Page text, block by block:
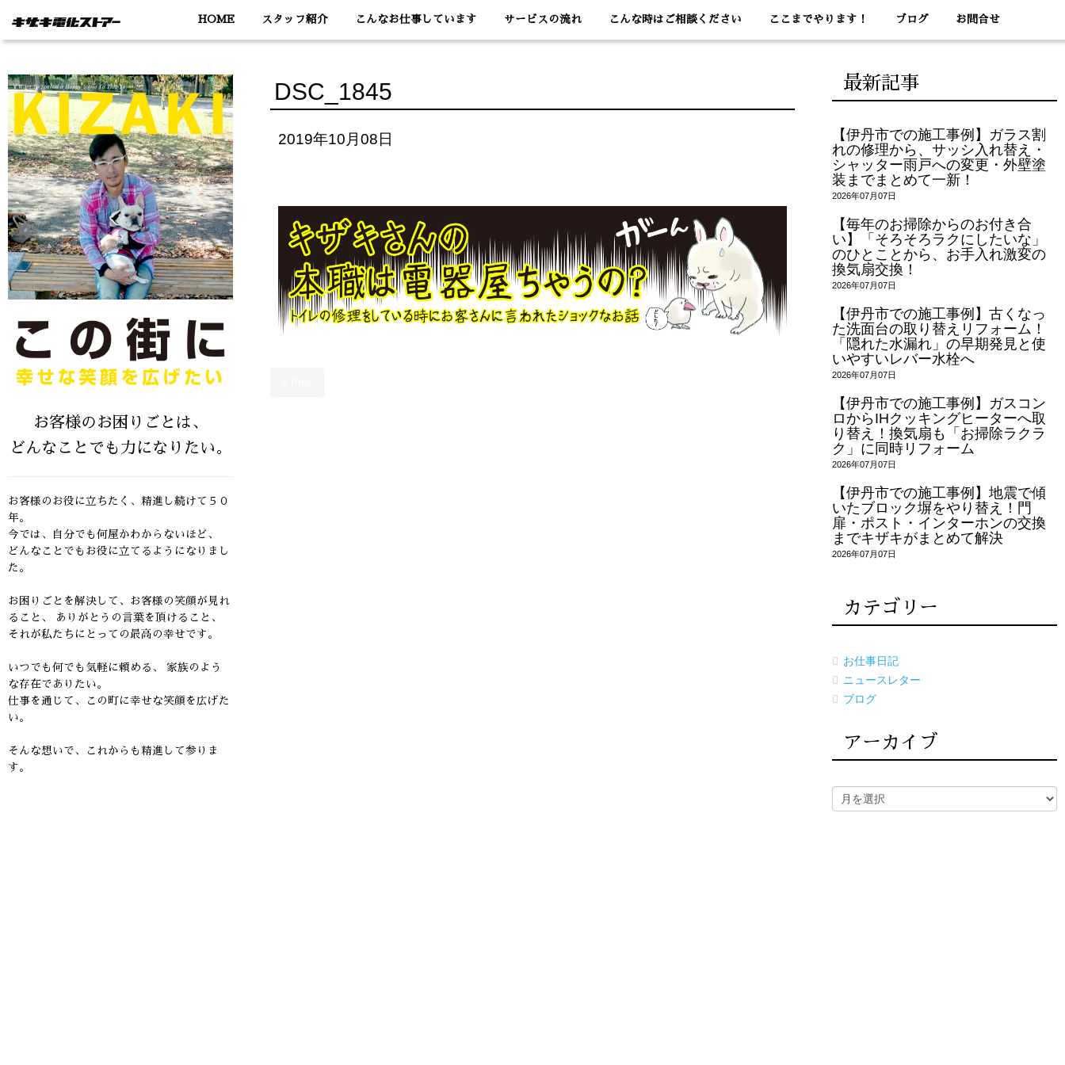
HOME スタッフ紹介 こんなお仕事しています サービスの流れ こんな時はご相談ください ここまでやります！ ブログ お問合せ
DSC_1845
2019年10月08日
お客様のお困りごとは、
どんなことでも力になりたい。
お客様のお役に立ちたく、精進し続けて５０
年。
今では、自分でも何屋かわからないほど、
どんなことでもお役に立てるようになりまし
た。
お困りごとを解決して、お客様の笑顔が見れ
ること、
ありがとうの言葉を頂けること、
それが私たちにとっての最高の幸せです。
いつでも何でも気軽に頼める、 家族のよう
な存在でありたい。
仕事を通じて、この町に幸せな笑顔を広げた
い。
そんな想いで、これからも精進して参りま
す。
最新記事
【伊丹市での施工事例】ガラス割
れの修理から、サッシ入れ替え・
シャッター雨戸への変更・外壁塗
装までまとめて一新！
2026年07月07日
【毎年のお掃除からのお付き合
い】「そろそろラクにしたいな」
のひとことから、お手入れ激変の
換気扇交換！
2026年07月07日
【伊丹市での施工事例】古くなっ
た洗面台の取り替えリフォーム！
「隠れた水漏れ」の早期発見と使
いやすいレバー水栓へ
2026年07月07日
【伊丹市での施工事例】ガスコン
ロからIHクッキングヒーターへ取
り替え！換気扇も「お掃除ラクラ
ク」に同時リフォーム
2026年07月07日
【伊丹市での施工事例】地震で傾
いたブロック塀をやり替え！門
扉・ポスト・インターホンの交換
までキザキがまとめて解決
2026年07月07日
カテゴリー
お仕事日記
ニュースレター
ブログ
アーカイブ